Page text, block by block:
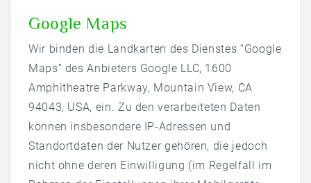
Google Maps
Wir binden die Landkarten des Dienstes “Google
Maps” des Anbieters Google LLC, 1600
Amphitheatre Parkway, Mountain View, CA
94043, USA, ein. Zu den verarbeiteten Daten
können insbesondere IP-Adressen und
Standortdaten der Nutzer gehören, die jedoch
nicht ohne deren Einwilligung (im Regelfall im